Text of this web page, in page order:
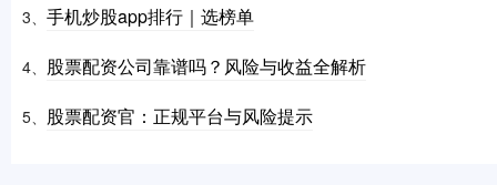
3、 手机炒股app排行｜选榜单
4、 股票配资公司靠谱吗？风险与收益全解析
5、 股票配资官：正规平台与风险提示